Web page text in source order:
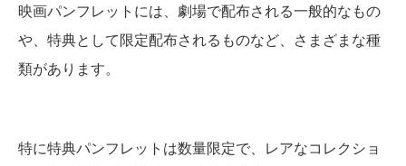
映画パンフレットには、劇場で配布される一般的なもの
や、特典として限定配布されるものなど、さまざまな種
類があります。
特に特典パンフレットは数量限定で、レアなコレクショ